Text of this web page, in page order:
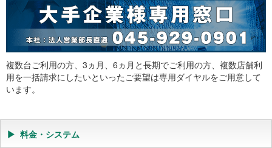
た。きれいな車でしたので安心しました。ありがとうございま
す。（伊丹市、サービス業）
中途採用者の研修施設までの移動のため1ヶ月ほどマンスリーレ
ンタカーを借りました。コンパクトカークラスのノートを準備し
ていただいて、問題なく乗れて良かったです。賃貸自動車さんは
いつもお忙しそうですが、メールや電話などでこまめに連絡がと
れて延長や受渡し時間など融通がきくので、助かりました。（神
戸市、医療業界、営業）
タのパッソを借りました。修理して直るまでと考えてましたが、
修理代が高かったため、結局買い換えることになり、納車まで2
ヶ月ちょっとお世話になりました。契約はマンスリーレンタカー
複数台ご利用の方、3ヵ月、6ヵ月と長期でご利用の方、複数店舗利
用を一括請求にしたいといったご要望は専用ダイヤルをご用意して
います。
料金・システム